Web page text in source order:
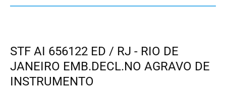
STF AI 656122 ED / RJ - RIO DE
JANEIRO EMB.DECL.NO AGRAVO DE
INSTRUMENTO